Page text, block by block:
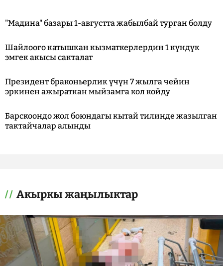
"Мадина" базары 1-августта жабылбай турган болду
Шайлоого катышкан кызматкерлердин 1 күндүк
эмгек акысы сакталат
Президент браконьерлик үчүн 7 жылга чейин
эркинен ажыраткан мыйзамга кол койду
Барскоондо жол боюндагы кытай тилинде жазылган
тактайчалар алынды
Акыркы жаңылыктар